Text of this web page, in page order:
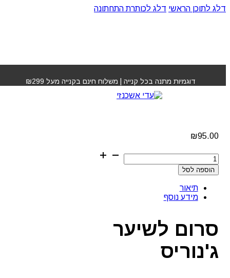
דלג לתוכן הראשי דלג לכותרת התחתונה
דוגמיות מתנה בכל קנייה | משלוח חינם בקנייה מעל ₪299
סרום לשיער ג'נוריס
₪95.00
כמות
של
סרום
ג'נוריס
הוספה לסל
תיאור
מידע נוסף
סרום לשיער
ג'נוריס